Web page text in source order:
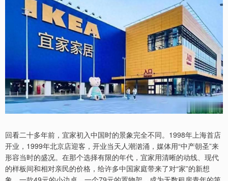
回看二十多年前，宜家初入中国时的景象完全不同。1998年上海首店
开业，1999年北京店迎客，开业当天人潮汹涌，媒体用“中产朝圣”来
形容当时的盛况。在那个选择有限的年代，宜家用清晰的动线、现代
的样板间和相对亲民的价格，给许多中国家庭带来了对“家”的新想